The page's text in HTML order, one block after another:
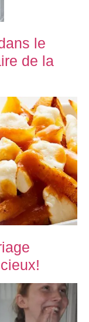
le
de la